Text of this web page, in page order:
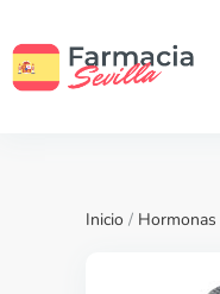
Inicio / Hormonas